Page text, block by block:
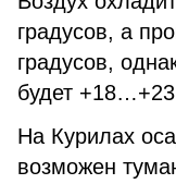
градусов, а
градусов,
будет +18…+23
На Курилах
возможен